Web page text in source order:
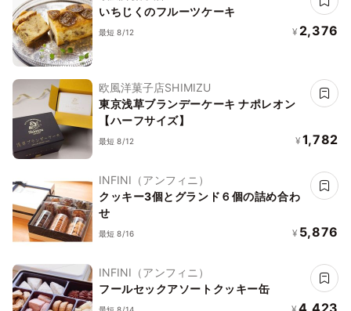
いちじくのフルーツケーキ
最短 8/12 ¥ 2,376
欧風洋菓子店SHIMIZU
東京浅草ブランデーケーキ ナポレオン
【ハーフサイズ】
最短 8/12 ¥ 1,782
INFINI（アンフィニ）
クッキー3個とグランド６個の詰め合わ
せ
最短 8/16 ¥ 5,876
INFINI（アンフィニ）
フールセックアソートクッキー缶
4,423